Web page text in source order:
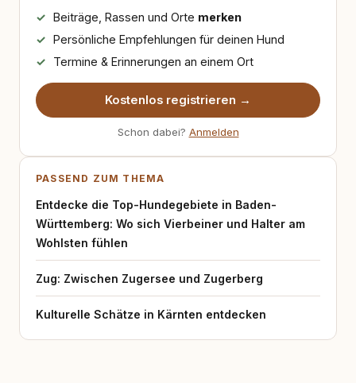
Beiträge, Rassen und Orte merken
Persönliche Empfehlungen für deinen Hund
Termine & Erinnerungen an einem Ort
Kostenlos registrieren →
Schon dabei? Anmelden
PASSEND ZUM THEMA
Entdecke die Top-Hundegebiete in Baden-
Württemberg: Wo sich Vierbeiner und Halter am
Wohlsten fühlen
Zug: Zwischen Zugersee und Zugerberg
Kulturelle Schätze in Kärnten entdecken